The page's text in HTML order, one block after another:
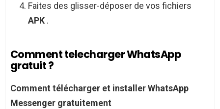
Faites des glisser-déposer de vos fichiers
APK .
Comment telecharger WhatsApp
gratuit ?
Comment télécharger et installerWhatsApp
Messenger gratuitement